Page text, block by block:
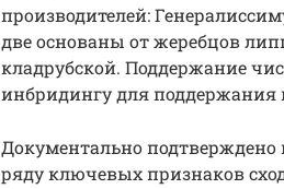
производителей:
две основаны от жеребцов
кладрубской. Поддержание
инбридингу для поддержания
Документально
ряду ключевых признаков